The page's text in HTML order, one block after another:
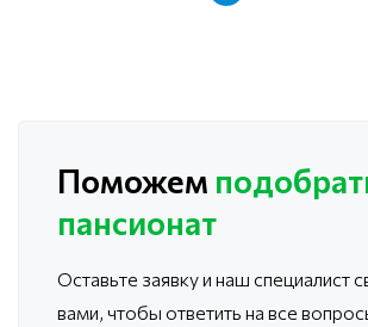
Поможем
пансионат
Оставьте заявку и наш специалист
вами, чтобы ответить на все